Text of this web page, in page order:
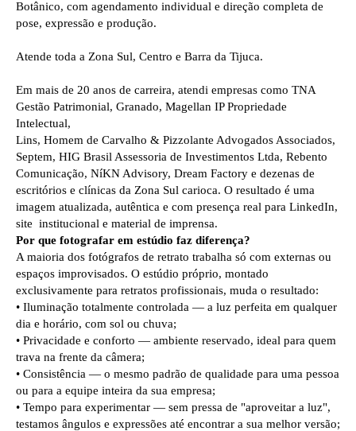
Botânico, com agendamento individual e direção completa de
pose, expressão e produção.
Atende toda a Zona Sul, Centro e Barra da Tijuca.
Em mais de 20 anos de carreira, atendi empresas como TNA
Gestão Patrimonial, Granado, Magellan IP Propriedade
Intelectual,
Lins, Homem de Carvalho & Pizzolante Advogados Associados,
Septem, HIG Brasil Assessoria de Investimentos Ltda, Rebento
Comunicação, NíKN Advisory, Dream Factory e dezenas de
escritórios e clínicas da Zona Sul carioca. O resultado é uma
imagem atualizada, autêntica e com presença real para LinkedIn,
site institucional e material de imprensa.
Por que fotografar em estúdio faz diferença?
A maioria dos fotógrafos de retrato trabalha só com externas ou
espaços improvisados. O estúdio próprio, montado
exclusivamente para retratos profissionais, muda o resultado:
• Iluminação totalmente controlada — a luz perfeita em qualquer
dia e horário, com sol ou chuva;
• Privacidade e conforto — ambiente reservado, ideal para quem
trava na frente da câmera;
• Consistência — o mesmo padrão de qualidade para uma pessoa
ou para a equipe inteira da sua empresa;
• Tempo para experimentar — sem pressa de "aproveitar a luz",
testamos ângulos e expressões até encontrar a sua melhor versão;